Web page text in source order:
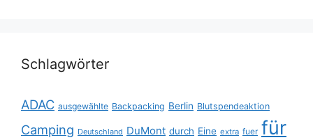
Schlagwörter
ADAC ausgewählte Backpacking Berlin Blutspendeaktion
Camping Deutschland DuMont durch Eine extra fuer für